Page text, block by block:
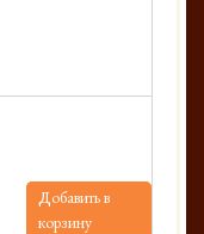
Добавить в
корзину